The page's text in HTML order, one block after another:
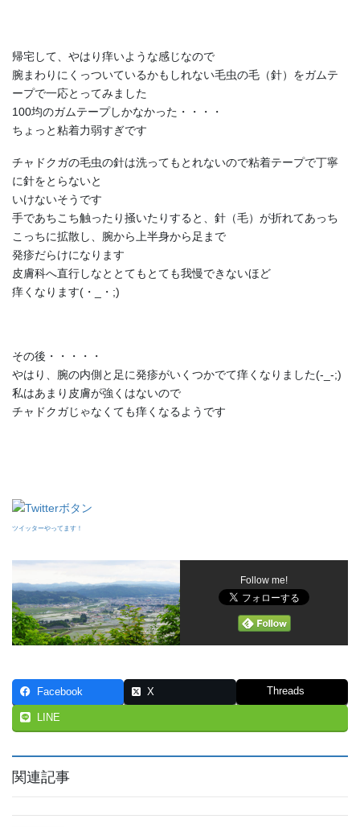
帰宅して、やはり痒いような感じなので
腕まわりにくっついているかもしれない毛虫の毛（針）をガムテ
ープで一応とってみました
100均のガムテープしかなかった・・・・
ちょっと粘着力弱すぎです
チャドクガの毛虫の針は洗ってもとれないので粘着テープで丁寧
に針をとらないと
いけないそうです
手であちこち触ったり掻いたりすると、針（毛）が折れてあっち
こっちに拡散し、腕から上半身から足まで
発疹だらけになります
皮膚科へ直行しなととてもとても我慢できないほど
痒くなります(・_・;)
その後・・・・・
やはり、腕の内側と足に発疹がいくつかでて痒くなりました(-_-;)
私はあまり皮膚が強くはないので
チャドクガじゃなくても痒くなるようです
ツイッターやってます！
Follow me!
Facebook X Threads
LINE
関連記事